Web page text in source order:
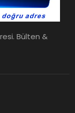
Bülten &